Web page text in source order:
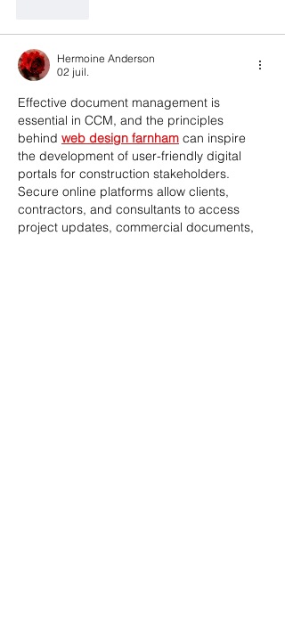
Hermoine Anderson
02 juil.
Effective document management is
essential in CCM, and the principles
behind web design farnham can inspire
the development of user-friendly digital
portals for construction stakeholders.
Secure online platforms allow clients,
contractors, and consultants to access
project updates, commercial documents,